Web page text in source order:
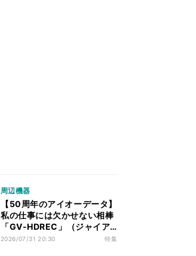
周辺機器
【50周年のアイオーデータ】
私の仕事には欠かせない相棒
「GV-HDREC」（ジャイア
ン鈴木さん）
2026/07/31 20:30 特集